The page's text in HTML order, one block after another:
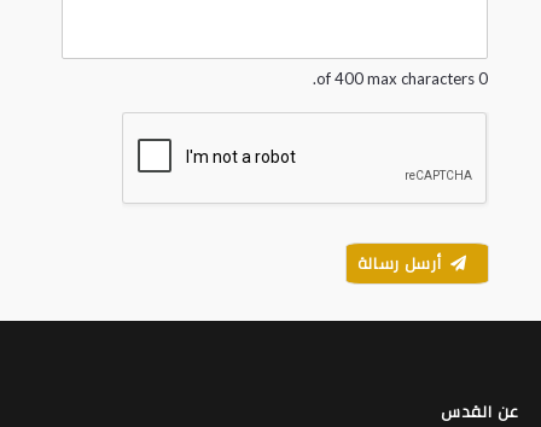
*
0 of 400 max characters.
أرسل رسالة
عن القدس